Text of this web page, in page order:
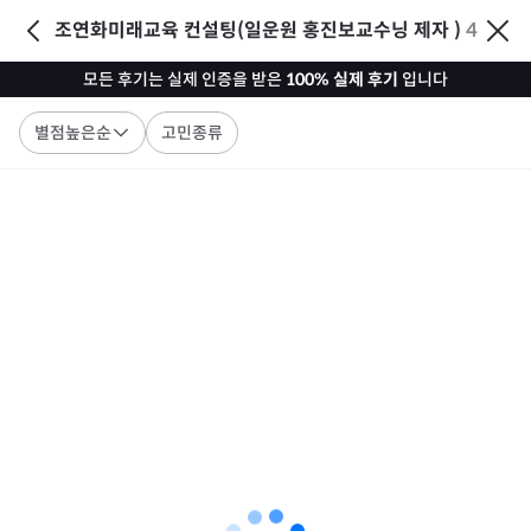
조연화미래교육 컨설팅(일운원 홍진보교수닝 제자 ) 4
모든 후기는 실제 인증을 받은 100% 실제 후기 입니다
별점높은순 고민종류